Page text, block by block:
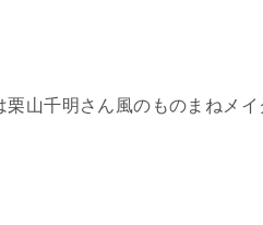
栗山千明さん風のものまねメイ